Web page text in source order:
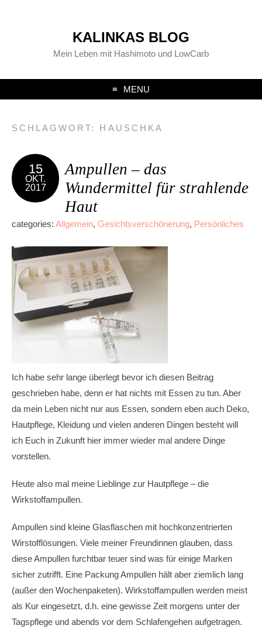
KALINKAS BLOG
Mein Leben mit Hashimoto und LowCarb
MENU
SCHLAGWORT: HAUSCHKA
15
OKT.
2017
Ampullen – das
Wundermittel für strahlende
Haut
categories: Allgemein, Gesichtsverschönerung, Persönliches
Ich habe sehr lange überlegt bevor ich diesen Beitrag
geschrieben habe, denn er hat nichts mit Essen zu tun. Aber
da mein Leben nicht nur aus Essen, sondern eben auch Deko,
Hautpflege, Kleidung und vielen anderen Dingen besteht will
ich Euch in Zukunft hier immer wieder mal andere Dinge
vorstellen.
Heute also mal meine Lieblinge zur Hautpflege – die
Wirkstoffampullen.
Ampullen sind kleine Glasflaschen mit hochkonzentrierten
Wirstofflösungen. Viele meiner Freundinnen glauben, dass
diese Ampullen furchtbar teuer sind was für einige Marken
sicher zutrifft. Eine Packung Ampullen hält aber ziemlich lang
(außer den Wochenpaketen). Wirkstoffampullen werden meist
als Kur eingesetzt, d.h. eine gewisse Zeit morgens unter der
Tagspflege und abends vor dem Schlafengehen aufgetragen.